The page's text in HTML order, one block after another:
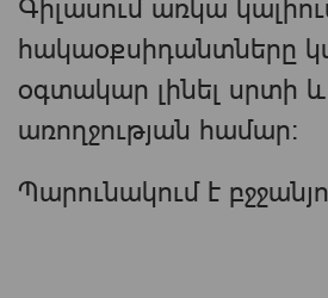
Գիլասում առկա
հակաօքսիդանտները
օգտակար լինել սրտի
առողջության համար։
Պարունակում է